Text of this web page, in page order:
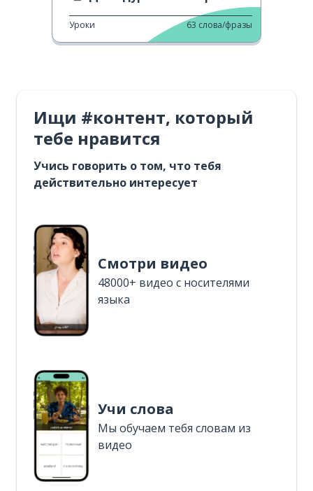
Уроки 63 слова/фразы
Ищи #контент, который
тебе нравится
Учись говорить о том, что тебя
действительно интересует
Смотри видео
48000+ видео с носителями
языка
Учи слова
Мы обучаем тебя словам из
видео